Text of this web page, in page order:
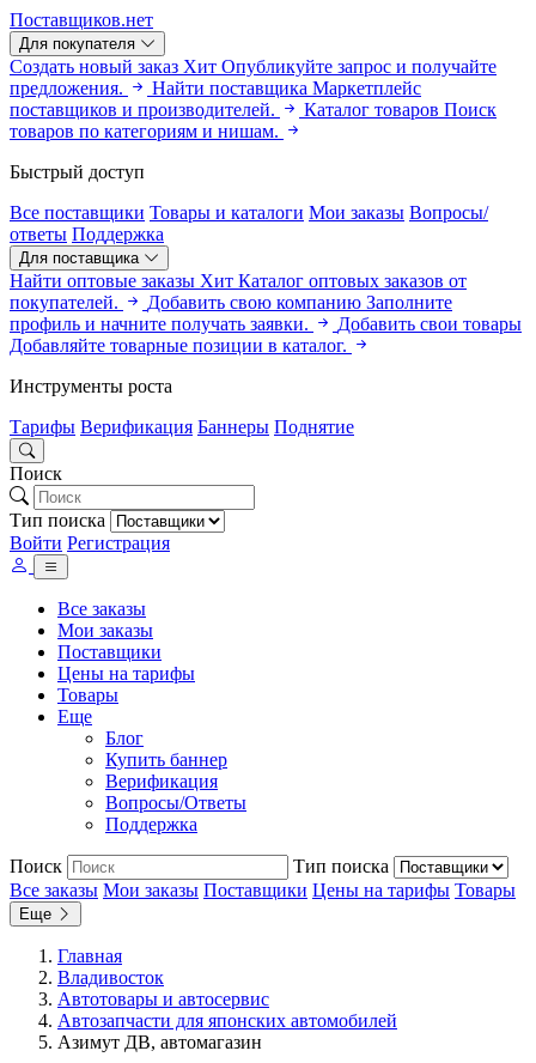
Поставщиков.нет
Для покупателя
Создать новый заказ Хит Опубликуйте запрос и получайте
предложения.
Найти поставщика Маркетплейс
поставщиков и производителей.
Каталог товаров Поиск
товаров по категориям и нишам.
Быстрый доступ
Все поставщики Товары и каталоги Мои заказы Вопросы/
ответы Поддержка
Для поставщика
Найти оптовые заказы Хит Каталог оптовых заказов от
покупателей.
Добавить свою компанию Заполните
профиль и начните получать заявки.
Добавить свои товары
Добавляйте товарные позиции в каталог.
Инструменты роста
Тарифы Верификация Баннеры Поднятие
Поиск
Тип поиска
Войти Регистрация
Все заказы
Мои заказы
Поставщики
Цены на тарифы
Товары
Еще
Блог
Купить баннер
Верификация
Вопросы/Ответы
Поддержка
Поиск
Тип поиска
Все заказы Мои заказы Поставщики Цены на тарифы Товары
Еще
Главная
Владивосток
Автотовары и автосервис
Автозапчасти для японских автомобилей
Азимут ДВ, автомагазин